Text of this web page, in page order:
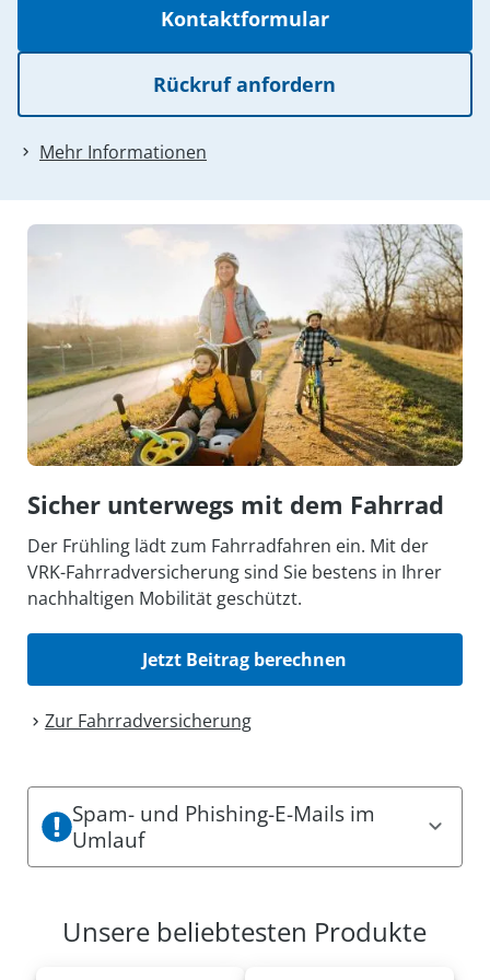
Kontaktformular
Rückruf anfordern
Mehr Informationen
Sicher unterwegs mit dem Fahrrad
Der Frühling lädt zum Fahrradfahren ein. Mit der
VRK-Fahrradversicherung sind Sie bestens in Ihrer
nachhaltigen Mobilität geschützt.
Jetzt Beitrag berechnen
Zur Fahrrad­versicherung
Spam- und Phishing-E-Mails im
Umlauf
erwecken, offizielle Mitteilungen des VRK zu sein.
Unsere beliebtesten Produkte